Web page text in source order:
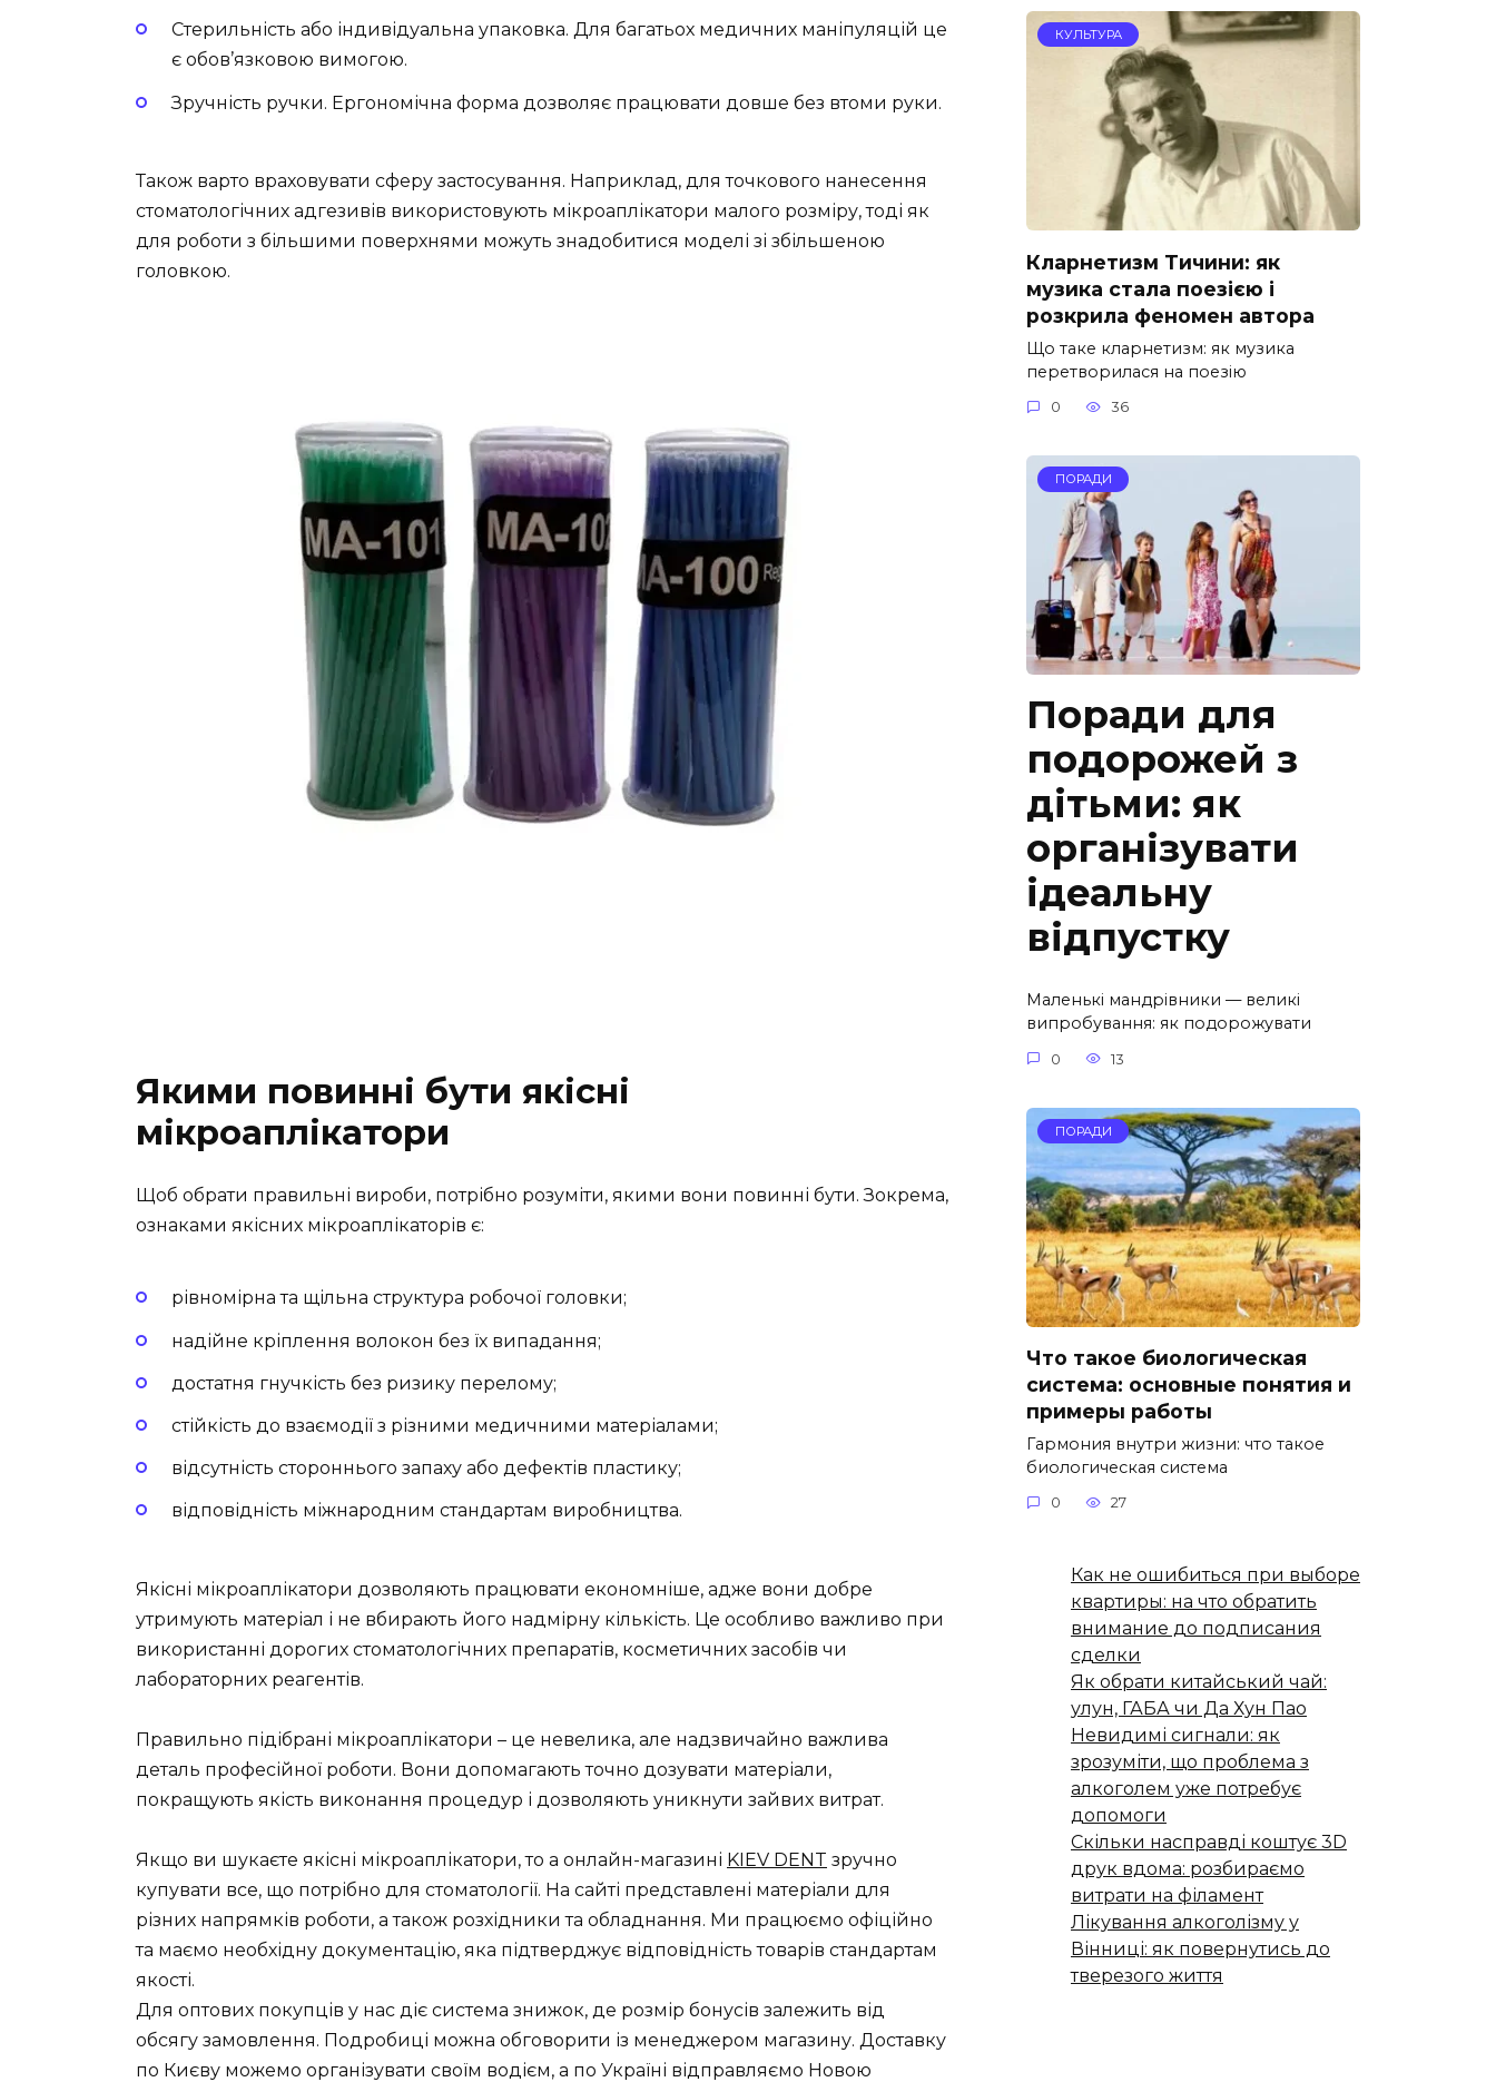
Стерильність або індивідуальна упаковка. Для багатьох медичних маніпуляцій це
є обов’язковою вимогою.
Зручність ручки. Ергономічна форма дозволяє працювати довше без втоми руки.
Також варто враховувати сферу застосування. Наприклад, для точкового нанесення
стоматологічних адгезивів використовують мікроаплікатори малого розміру, тоді як
для роботи з більшими поверхнями можуть знадобитися моделі зі збільшеною
головкою.
Якими повинні бути якісні
мікроаплікатори
Щоб обрати правильні вироби, потрібно розуміти, якими вони повинні бути. Зокрема,
ознаками якісних мікроаплікаторів є:
рівномірна та щільна структура робочої головки;
надійне кріплення волокон без їх випадання;
достатня гнучкість без ризику перелому;
стійкість до взаємодії з різними медичними матеріалами;
відсутність стороннього запаху або дефектів пластику;
відповідність міжнародним стандартам виробництва.
Якісні мікроаплікатори дозволяють працювати економніше, адже вони добре
утримують матеріал і не вбирають його надмірну кількість. Це особливо важливо при
використанні дорогих стоматологічних препаратів, косметичних засобів чи
лабораторних реагентів.
Правильно підібрані мікроаплікатори – це невелика, але надзвичайно важлива
деталь професійної роботи. Вони допомагають точно дозувати матеріали,
покращують якість виконання процедур і дозволяють уникнути зайвих витрат.
Якщо ви шукаєте якісні мікроаплікатори, то а онлайн-магазині KIEV DENT зручно
купувати все, що потрібно для стоматології. На сайті представлені матеріали для
різних напрямків роботи, а також розхідники та обладнання. Ми працюємо офіційно
та маємо необхідну документацію, яка підтверджує відповідність товарів стандартам
якості.
Для оптових покупців у нас діє система знижок, де розмір бонусів залежить від
обсягу замовлення. Подробиці можна обговорити із менеджером магазину. Доставку
по Києву можемо організувати своїм водієм, а по Україні відправляємо Новою
КУЛЬТУРА
Кларнетизм Тичини: як
музика стала поезією і
розкрила феномен автора
Що таке кларнетизм: як музика
перетворилася на поезію
0 36
ПОРАДИ
Поради для
подорожей з
дітьми: як
організувати
ідеальну
відпустку
Маленькі мандрівники — великі
випробування: як подорожувати
0 13
ПОРАДИ
Что такое биологическая
система: основные понятия и
примеры работы
Гармония внутри жизни: что такое
биологическая система
0 27
Как не ошибиться при выборе
квартиры: на что обратить
внимание до подписания
сделки
Як обрати китайський чай:
улун, ГАБА чи Да Хун Пао
Невидимі сигнали: як
зрозуміти, що проблема з
алкоголем уже потребує
допомоги
Скільки насправді коштує 3D
друк вдома: розбираємо
витрати на філамент
Лікування алкоголізму у
Вінниці: як повернутись до
тверезого життя